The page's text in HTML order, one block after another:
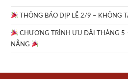
THÔNG BÁO DỊP LỄ 2/9 – KHÔNG
CHƯƠNG TRÌNH ƯU ĐÃI THÁNG 5
NẴNG